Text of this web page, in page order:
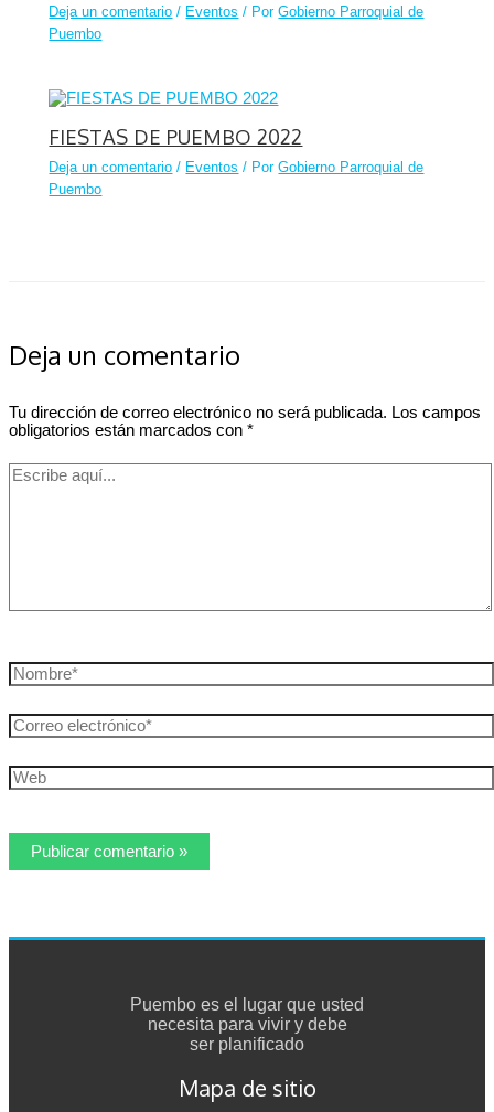
Deja un comentario / Eventos / PorGobierno Parroquial de
Puembo
FIESTAS DE PUEMBO 2022
Deja un comentario / Eventos / PorGobierno Parroquial de
Puembo
Deja un comentario
Tu dirección de correo electrónico no será publicada. Los campos
obligatorios están marcados con *
Escribe
Nombre*
Correo
electrónico*
Web
Puembo es el lugar que usted
necesita para vivir y debe
ser planificado
Mapa de sitio